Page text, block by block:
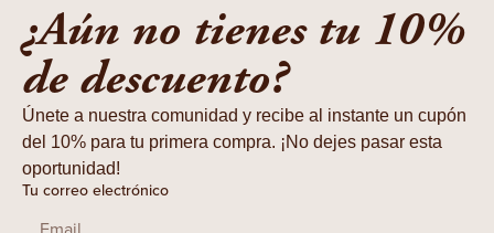
¿Aún no tienes tu 10%
de descuento?
Únete a nuestra comunidad y recibe al instante un cupón
del 10% para tu primera compra. ¡No dejes pasar esta
oportunidad!
Tu correo electrónico